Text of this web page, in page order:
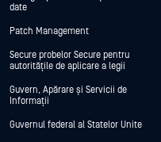
date
Patch Management
Secure probelor Secure pentru
autoritățile de aplicare a legii
Guvern, Apărare și Servicii de
Informații
Guvernul federal al Statelor Unite